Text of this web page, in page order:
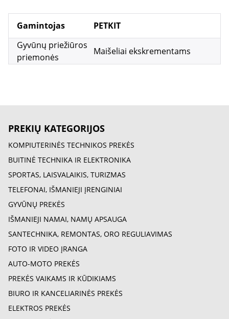
Gamintojas
PETKIT
Gyvūnų priežiūros
priemonės
Maišeliai ekskrementams
PREKIŲ KATEGORIJOS
KOMPIUTERINĖS TECHNIKOS PREKĖS
BUITINĖ TECHNIKA IR ELEKTRONIKA
SPORTAS, LAISVALAIKIS, TURIZMAS
TELEFONAI, IŠMANIEJI ĮRENGINIAI
GYVŪNŲ PREKĖS
IŠMANIEJI NAMAI, NAMŲ APSAUGA
SANTECHNIKA, REMONTAS, ORO REGULIAVIMAS
FOTO IR VIDEO ĮRANGA
AUTO-MOTO PREKĖS
PREKĖS VAIKAMS IR KŪDIKIAMS
BIURO IR KANCELIARINĖS PREKĖS
ELEKTROS PREKĖS